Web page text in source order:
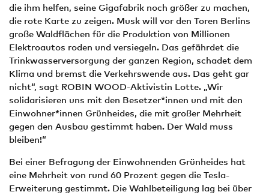
die ihm helfen, seine Gigafabrik noch größer zu machen,
die rote Karte zu zeigen. Musk will vor den Toren Berlins
große Waldflächen für die Produktion von Millionen
Elektroautos roden und versiegeln. Das gefährdet die
Trinkwasserversorgung der ganzen Region, schadet dem
Klima und bremst die Verkehrswende aus. Das geht gar
nicht“, sagt ROBIN WOOD-Aktivistin Lotte. „Wir
solidarisieren uns mit den Besetzer*innen und mit den
Einwohner*innen Grünheides, die mit großer Mehrheit
gegen den Ausbau gestimmt haben. Der Wald muss
bleiben!“
Bei einer Befragung der Einwohnenden Grünheides hat
eine Mehrheit von rund 60 Prozent gegen die Tesla-
Erweiterung gestimmt. Die Wahlbeteiligung lag bei über